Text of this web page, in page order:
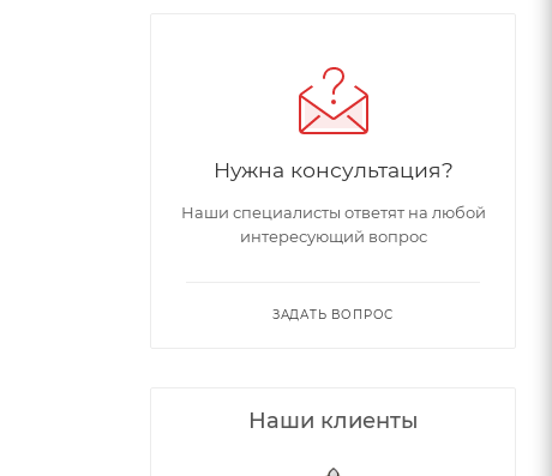
Нужна консультация?
Наши специалисты ответят на любой
интересующий вопрос
ЗАДАТЬ ВОПРОС
Наши клиенты